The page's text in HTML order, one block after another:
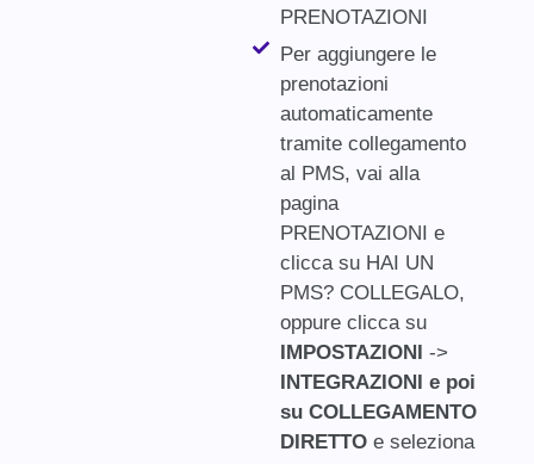
PRENOTAZIONI
Per aggiungere le
prenotazioni
automaticamente
tramite collegamento
al PMS, vai alla
pagina
PRENOTAZIONI e
clicca su HAI UN
PMS? COLLEGALO,
oppure clicca su
IMPOSTAZIONI ->
INTEGRAZIONI e poi
su COLLEGAMENTO
DIRETTO e seleziona